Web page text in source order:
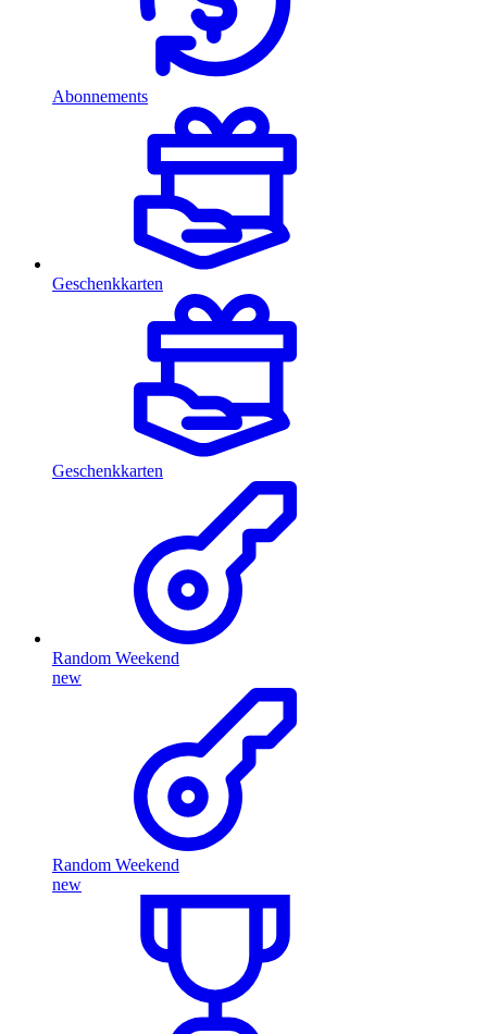
Abonnements
Geschenkkarten
Geschenkkarten
Random Weekend
new
Random Weekend
new